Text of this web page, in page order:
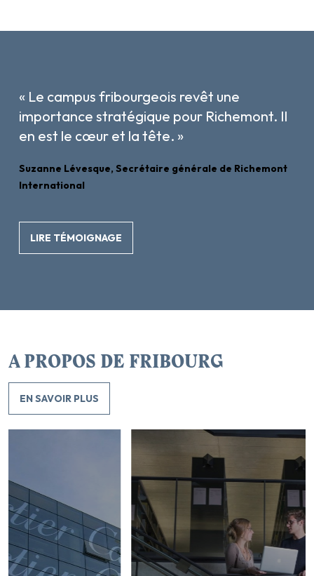
« Le campus fribourgeois revêt une
importance stratégique pour Richemont. Il
en est le cœur et la tête. »
Suzanne Lévesque, Secrétaire générale de Richemont
International
LIRE TÉMOIGNAGE
A PROPOS DE FRIBOURG
EN SAVOIR PLUS